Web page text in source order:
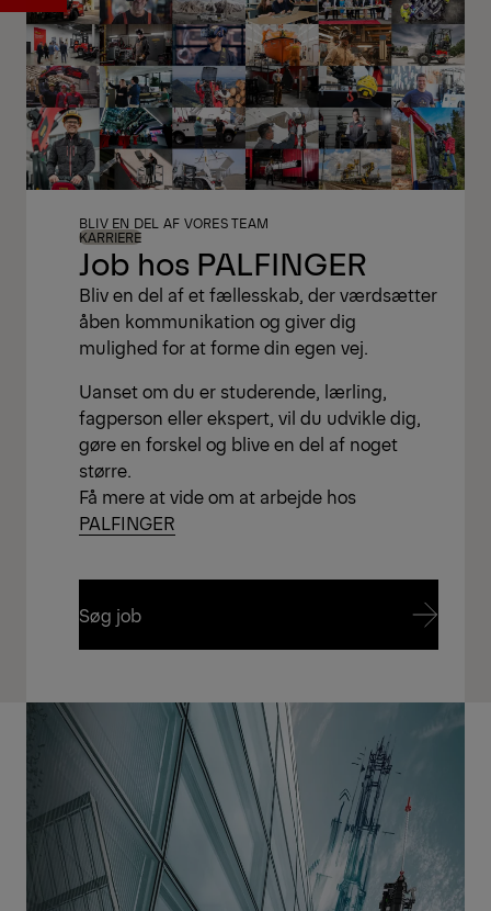
video
Job hos PALFINGER
BLIV EN DEL AF VORES TEAM
KARRIERE
Bliv en del af et fællesskab, der værdsætter
åben kommunikation og giver dig
mulighed for at forme din egen vej.
Uanset om du er studerende, lærling,
fagperson eller ekspert, vil du udvikle dig,
gøre en forskel og blive en del af noget
større.
Få mere at vide om at arbejde hos
PALFINGER
Søg job